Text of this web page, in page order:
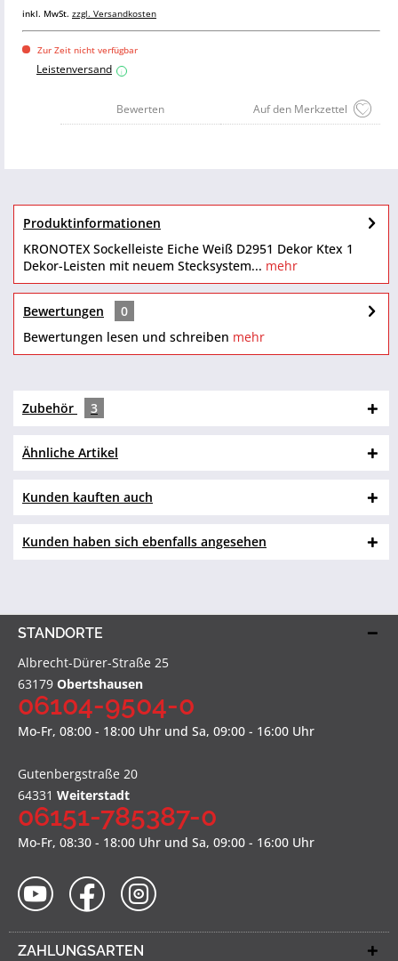
inkl. MwSt. zzgl. Versandkosten
Zur Zeit nicht verfügbar
Leistenversand i
Auf den Merkzettel
Bewerten
Produktinformationen
KRONOTEX Sockelleiste Eiche Weiß D2951 Dekor Ktex 1
Dekor-Leisten mit neuem Stecksystem... mehr
Bewertungen
0
Bewertungen lesen und schreiben mehr
Zubehör 3
Ähnliche Artikel
Kunden kauften auch
Kunden haben sich ebenfalls angesehen
STANDORTE
Albrecht-Dürer-Straße 25
63179 Obertshausen
06104-9504-0
Mo-Fr, 08:00 - 18:00 Uhr und Sa, 09:00 - 16:00 Uhr
Gutenbergstraße 20
64331 Weiterstadt
06151-785387-0
Mo-Fr, 08:30 - 18:00 Uhr und Sa, 09:00 - 16:00 Uhr
ZAHLUNGSARTEN